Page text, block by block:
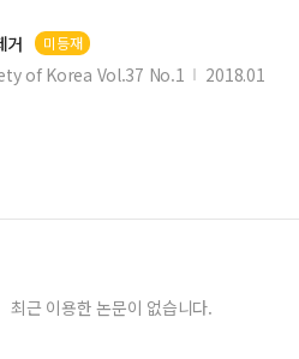
거 미등재
of Korea Vol.37 No.1 2018.01
최근 이용한 논문이 없습니다.